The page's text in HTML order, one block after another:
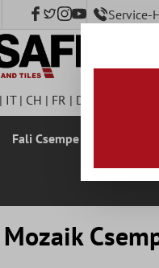
Service-
IT| CH | FR | DE
Fali Csempe